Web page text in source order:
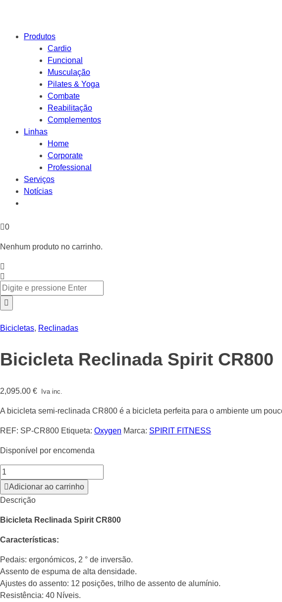
Produtos
Cardio
Funcional
Musculação
Pilates & Yoga
Combate
Reabilitação
Complementos
Linhas
Home
Corporate
Professional
Serviços
Notícias
0
Nenhum produto no carrinho.
Bicicletas, Reclinadas
Bicicleta Reclinada Spirit CR800
2,095.00 € Iva inc.
A bicicleta semi-reclinada CR800 é a bicicleta perfeita para o ambiente um
REF: SP-CR800 Etiqueta: Oxygen Marca: SPIRIT FITNESS
Disponível por encomenda
Adicionar ao carrinho
Descrição
Bicicleta Reclinada Spirit CR800
Características:
Pedais: ergonómicos, 2 ° de inversão.
Assento de espuma de alta densidade.
Ajustes do assento: 12 posições, trilho de assento de alumínio.
Resistência: 40 Níveis.